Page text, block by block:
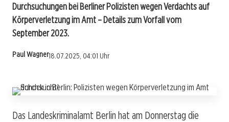
Durchsuchungen bei Berliner Polizisten wegen Verdachts auf
Körperverletzung im Amt – Details zum Vorfall vom
September 2023.
Paul Wagner18.07.2025, 04:01 Uhr
Das Landeskriminalamt Berlin hat am Donnerstag die